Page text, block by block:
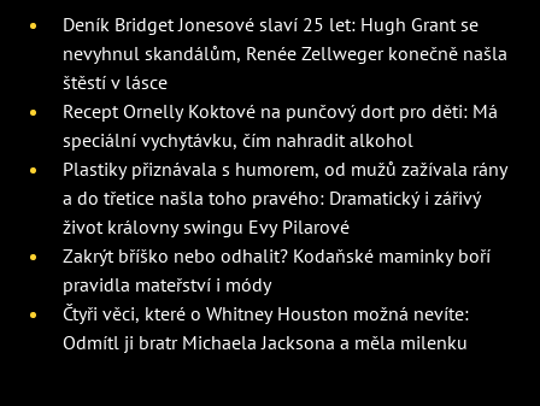
Deník Bridget Jonesové slaví 25 let: Hugh Grant se
nevyhnul skandálům, Renée Zellweger konečně našla
štěstí v lásce
Recept Ornelly Koktové na punčový dort pro děti: Má
speciální vychytávku, čím nahradit alkohol
Plastiky přiznávala s humorem, od mužů zažívala rány
a do třetice našla toho pravého: Dramatický i zářivý
život královny swingu Evy Pilarové
Zakrýt bříško nebo odhalit? Kodaňské maminky boří
pravidla mateřství i módy
Čtyři věci, které o Whitney Houston možná nevíte:
Odmítl ji bratr Michaela Jacksona a měla milenku